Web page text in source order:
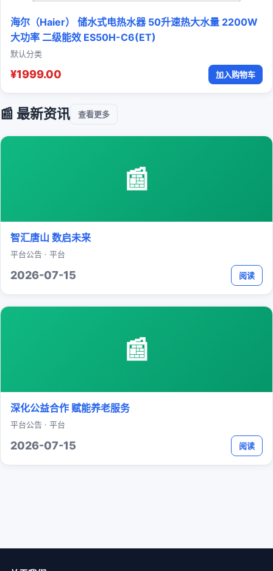
海尔（Haier） 储水式电热水器 50升速热大水量 2200W
大功率 二级能效 ES50H-C6(ET)
默认分类
¥1999.00 加入购物车
📰 最新资讯 查看更多
📰
智汇唐山 数启未来
平台公告 · 平台
2026-07-15 阅读
📰
深化公益合作 赋能养老服务
平台公告 · 平台
2026-07-15 阅读